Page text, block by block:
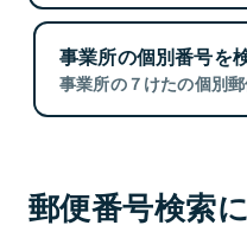
事業所の個別番号を
事業所の７けたの個別
郵便番号検索